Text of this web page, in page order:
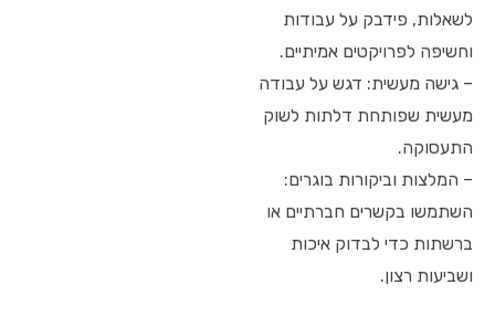
לשאלות, פידבק על עבודות
וחשיפה לפרויקטים אמיתיים.
– גישה מעשית: דגש על עבודה
מעשית שפותחת דלתות לשוק
התעסוקה.
– המלצות וביקורות בוגרים:
השתמשו בקשרים חברתיים או
ברשתות כדי לבדוק איכות
ושביעות רצון.